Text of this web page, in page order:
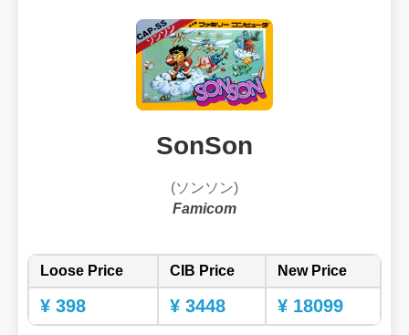
SonSon
(ソンソン)
Famicom
Loose Price CIB Price New Price
¥ 398 ¥ 3448 ¥ 18099